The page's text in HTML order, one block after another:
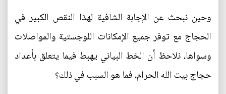
وحين نبحث عن الإجابة الشافية لهذا النقص الكبير في
الحجاج مع توفر جميع الإمكانات اللوجستية والمواصلات
وسواها، نلاحظ أن الخط البياني يهبط فيما يتعلق بأعداد
حجاج بيت الله الحرام، فما هو السبب في ذلك؟